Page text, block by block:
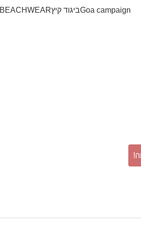
Goa campaignביגוד קיץBEACHWEAR